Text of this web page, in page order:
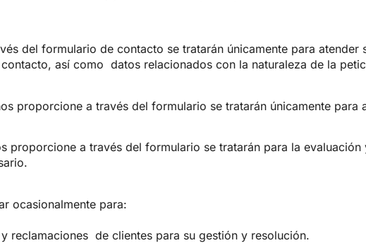
del formulario de contacto se tratarán únicamente para atender
así como datos relacionados con la naturaleza de la
proporcione a través del formulario se tratarán únicamente para
proporcione a través del formulario se tratarán para la
ocasionalmente para:
reclamaciones de clientes para su gestión y resolución.